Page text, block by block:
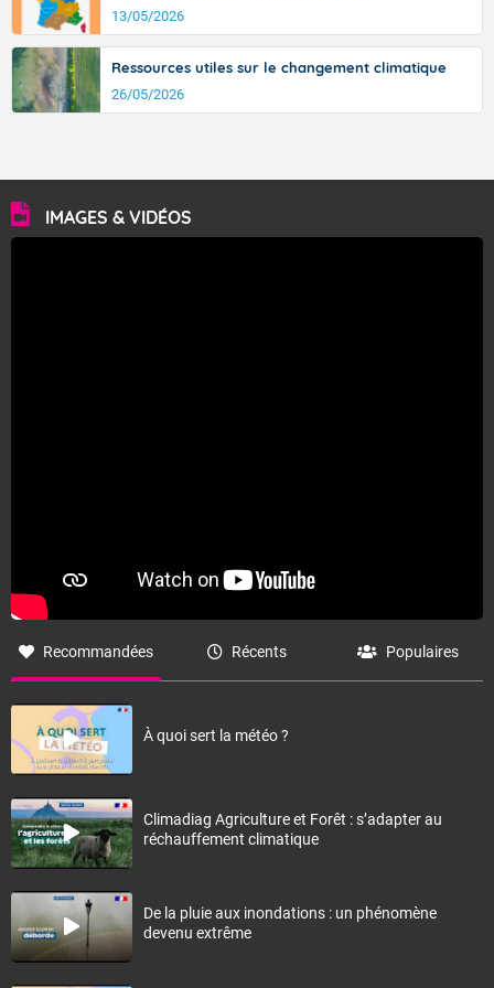
13/05/2026
Ressources utiles sur le changement climatique
26/05/2026
IMAGES & VIDÉOS
Recommandées Récents Populaires
À quoi sert la météo ?
Climadiag Agriculture et Forêt : s’adapter au
réchauffement climatique
De la pluie aux inondations : un phénomène
devenu extrême